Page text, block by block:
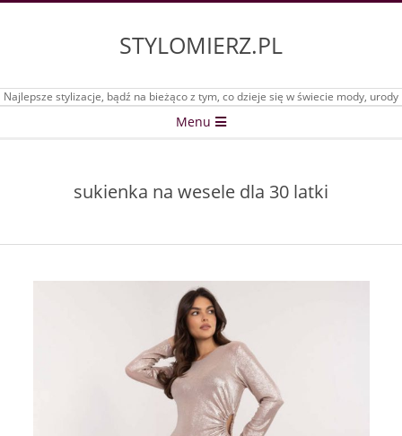
STYLOMIERZ.PL
Najlepsze stylizacje, bądź na bieżąco z tym, co dzieje się w świecie mody, urody
Menu
sukienka na wesele dla 30 latki